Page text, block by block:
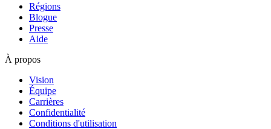
Régions
Blogue
Presse
Aide
À propos
Vision
Équipe
Carrières
Confidentialité
Conditions d'utilisation